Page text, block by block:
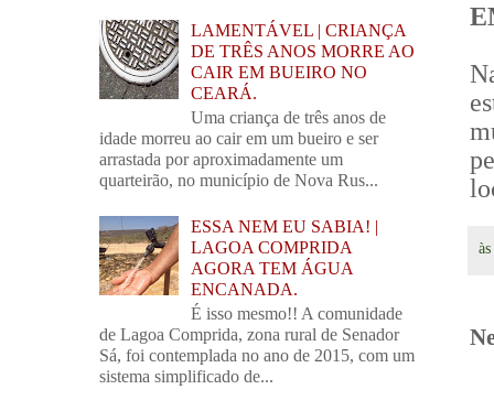
às
LAMENTÁVEL | CRIANÇA
DE TRÊS ANOS MORRE AO
CAIR EM BUEIRO NO
CEARÁ.
Uma criança de três anos de
idade morreu ao cair em um bueiro e ser
arrastada por aproximadamente um
quarteirão, no município de Nova Rus...
ESSA NEM EU SABIA! |
LAGOA COMPRIDA
AGORA TEM ÁGUA
ENCANADA.
É isso mesmo!! A comunidade
de Lagoa Comprida, zona rural de Senador
Sá, foi contemplada no ano de 2015, com um
sistema simplificado de...